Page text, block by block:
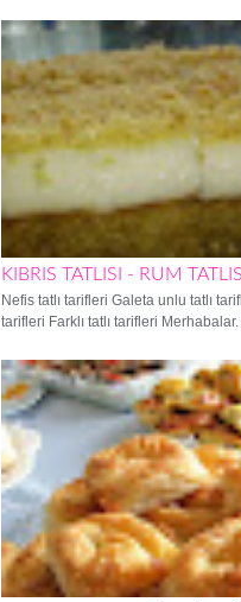
KIBRIS TATLISI - RUM TATLISI
Nefis tatlı tarifleri Galeta unlu tatlı
tarifleri Farklı tatlı tarifleri